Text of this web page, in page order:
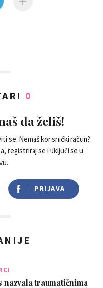
0
da želiš!
se. Nemaš korisnički račun?
registriraj se i uključi se u
PRIJAVA
nazvala traumatičnima